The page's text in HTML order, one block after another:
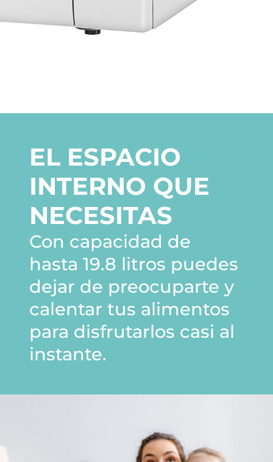
EL ESPACIO
INTERNO QUE
NECESITAS
Con capacidad de
hasta 19.8 litros puedes
dejar de preocuparte y
calentar tus alimentos
para disfrutarlos casi al
instante.